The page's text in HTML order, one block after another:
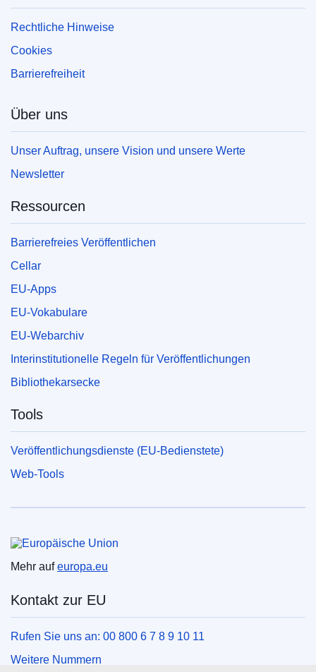
Rechtliche Hinweise
Cookies
Barrierefreiheit
Über uns
Unser Auftrag, unsere Vision und unsere Werte
Newsletter
Ressourcen
Barrierefreies Veröffentlichen
Cellar
EU-Apps
EU-Vokabulare
EU-Webarchiv
Interinstitutionelle Regeln für Veröffentlichungen
Bibliothekarsecke
Tools
Veröffentlichungsdienste (EU-Bedienstete)
Web-Tools
Mehr aufeuropa.eu
Kontakt zur EU
Rufen Sie uns an: 00 800 6 7 8 9 10 11
Weitere Nummern